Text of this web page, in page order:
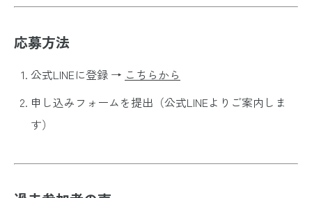
応募方法
公式LINEに登録 → こちらから
申し込みフォームを提出（公式LINEよりご案内しま
す）